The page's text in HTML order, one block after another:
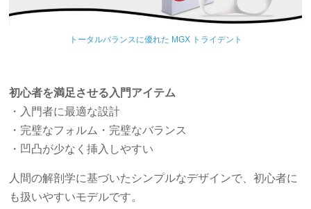
トータルバランスに優れた MGX トライデント
初心者を満足させる入門アイテム
・入門者に最適な設計
・完璧なフォルム・完璧なバランス
・凹凸が少なく挿入しやすい
人間の解剖学に基づいたシンプルなデザインで、初心者に
も扱いやすいモデルです。